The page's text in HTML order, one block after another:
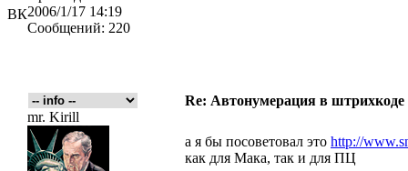
ВК2006/1/17 14:19
Сообщений: 220
Re: Автонумерация в штрихкоде
mr. Kirill
а я бы посоветовал это http://
как для Мака, так и для ПЦ